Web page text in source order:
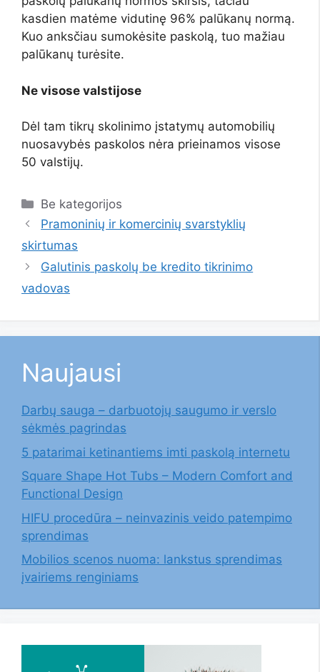
kasdien matėme vidutinę 96% palūkanų normą.
Kuo anksčiau sumokėsite paskolą, tuo mažiau
palūkanų turėsite.
Ne visose valstijose
Dėl tam tikrų skolinimo įstatymų automobilių
nuosavybės paskolos nėra prieinamos visose
50 valstijų.
Kategorijos
Be kategorijos
Pramoninių ir komercinių svarstyklių
skirtumas
Galutinis paskolų be kredito tikrinimo
vadovas
Naujausi
Darbų sauga – darbuotojų saugumo ir verslo
sėkmės pagrindas
5 patarimai ketinantiems imti paskolą internetu
Square Shape Hot Tubs – Modern Comfort and
Functional Design
HIFU procedūra – neinvazinis veido patempimo
sprendimas
Mobilios scenos nuoma: lankstus sprendimas
įvairiems renginiams